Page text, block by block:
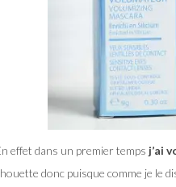
effet dans un premier temps j’ai
donc puisque comme je le